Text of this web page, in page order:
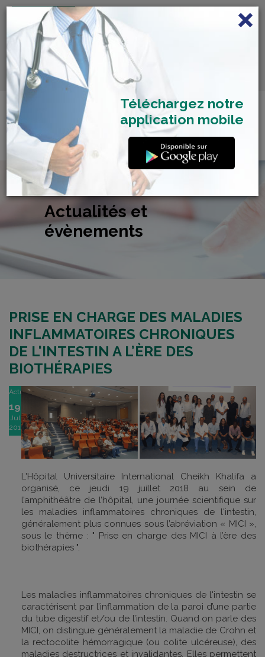
FRANÇAIS
Centre de Check-up Bilan
Santé
Actualités et
évènements
PRISE EN CHARGE DES MALADIES
INFLAMMATOIRES CHRONIQUES
DE L'INTESTIN A L’ÈRE DES
BIOTHÉRAPIES
Actu
19
Jul
2018
L'Hôpital Universitaire International Cheikh Khalifa a
organisé, ce jeudi 19 juillet 2018 au sein de
l’amphithéâtre de l’hôpital, une journée scientifique sur
les maladies inflammatoires chroniques de l'intestin,
généralement plus connues sous l’abréviation « MICI »,
sous le thème : " Prise en charge des MICI à l’ère des
biothérapies ".
Les maladies inflammatoires chroniques de l'intestin se
caractérisent par l’inflammation de la paroi d’une partie
du tube digestif et/ou de l’intestin. Quand on parle des
MICI, on distingue généralement la maladie de Crohn et
la rectocolite hémorragique (ou colite ulcéreuse), des
maladies destructrices et invalidantes. Elles permettent
Téléchargez notre
application mobile